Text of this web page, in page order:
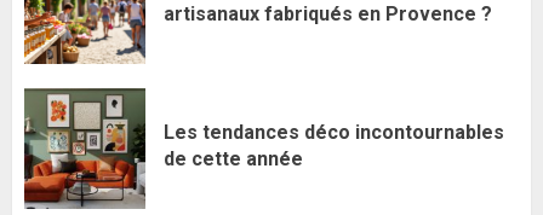
artisanaux fabriqués en Provence ?
Les tendances déco incontournables
de cette année